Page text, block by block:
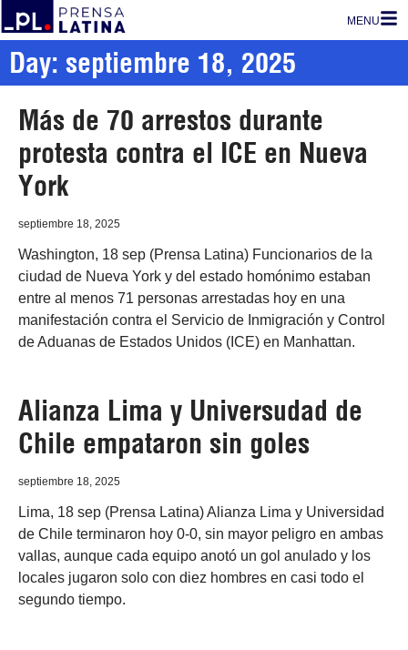
MENU
Day: septiembre 18, 2025
Más de 70 arrestos durante
protesta contra el ICE en Nueva
York
septiembre 18, 2025
Washington, 18 sep (Prensa Latina) Funcionarios de la
ciudad de Nueva York y del estado homónimo estaban
entre al menos 71 personas arrestadas hoy en una
manifestación contra el Servicio de Inmigración y Control
de Aduanas de Estados Unidos (ICE) en Manhattan.
Alianza Lima y Universudad de
Chile empataron sin goles
septiembre 18, 2025
Lima, 18 sep (Prensa Latina) Alianza Lima y Universidad
de Chile terminaron hoy 0-0, sin mayor peligro en ambas
vallas, aunque cada equipo anotó un gol anulado y los
locales jugaron solo con diez hombres en casi todo el
segundo tiempo.